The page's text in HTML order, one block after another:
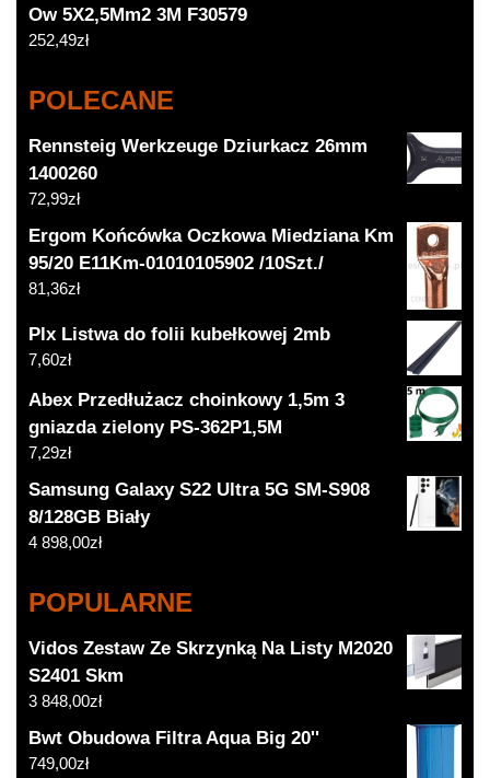
Ow 5X2,5Mm2 3M F30579
252,49zł
POLECANE
Rennsteig Werkzeuge Dziurkacz 26mm
1400260
72,99zł
Ergom Końcówka Oczkowa Miedziana Km
95/20 E11Km-01010105902 /10Szt./
81,36zł
Plx Listwa do folii kubełkowej 2mb
7,60zł
Abex Przedłużacz choinkowy 1,5m 3
gniazda zielony PS-362P1,5M
7,29zł
Samsung Galaxy S22 Ultra 5G SM-S908
8/128GB Biały
4 898,00zł
POPULARNE
Vidos Zestaw Ze Skrzynką Na Listy M2020
S2401 Skm
3 848,00zł
Bwt Obudowa Filtra Aqua Big 20''
749,00zł